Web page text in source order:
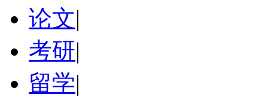
论文|
考研|
留学|